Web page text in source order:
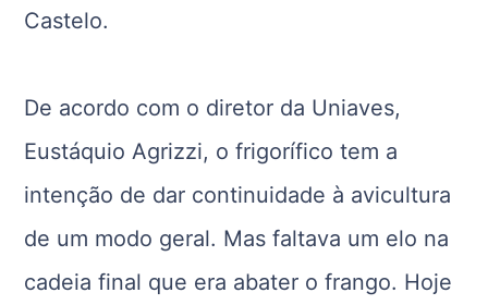
Castelo.
De acordo com o diretor da Uniaves,
Eustáquio Agrizzi, o frigorífico tem a
intenção de dar continuidade à avicultura
de um modo geral. Mas faltava um elo na
cadeia final que era abater o frango. Hoje